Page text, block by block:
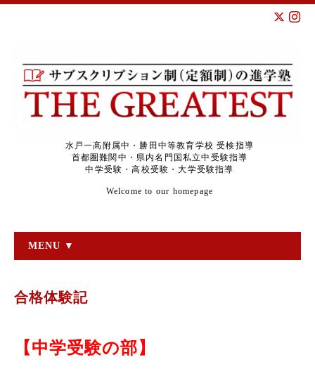
水戸一高附属中・勝田中等教育学校 受検指導
首都圏難関中・県内名門国私立中受験指導
中学受験・高校受験・大学受験指導
Welcome to our homepage
MENU ▼
合格体験記
【中学受験の部】